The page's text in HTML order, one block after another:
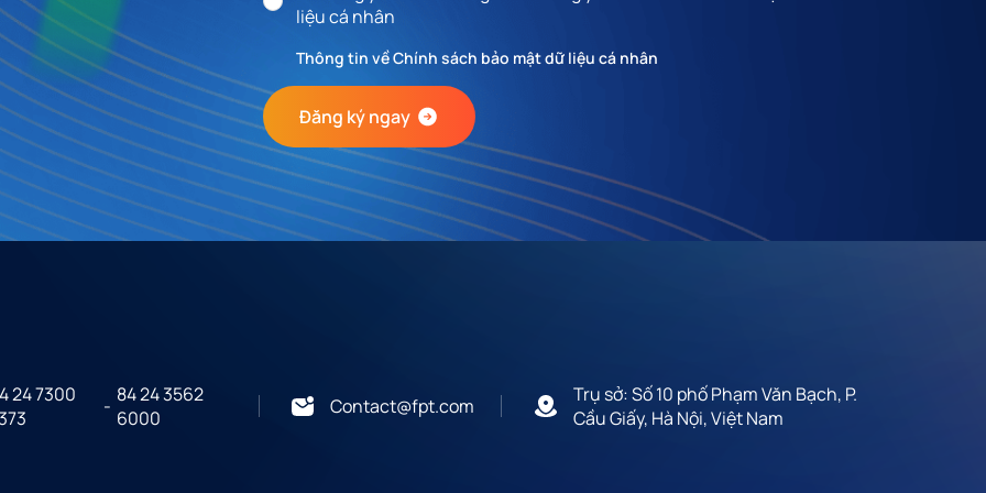
liệu cá nhân
Thông tin về Chính sách bảo mật dữ liệu cá nhân
Đăng ký ngay
24 7300
- 84 24 3562
6000
Contact@fpt.com
Trụ sở: Số 10 phố Phạm Văn Bạch, P.
Cầu Giấy, Hà Nội, Việt Nam